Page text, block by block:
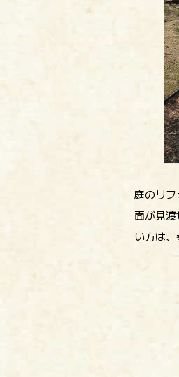
庭のリ
面が見
い方は